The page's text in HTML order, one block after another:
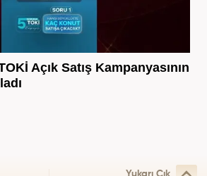
Açık Satış Kampanyasının